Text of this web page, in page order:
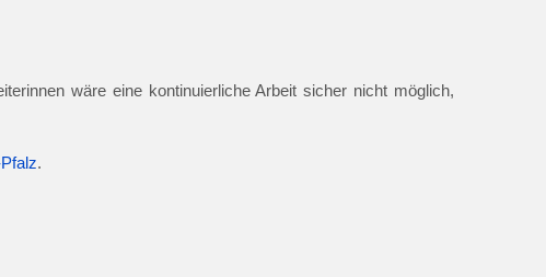
wäre eine kontinuierliche Arbeit sicher nicht möglich,
.